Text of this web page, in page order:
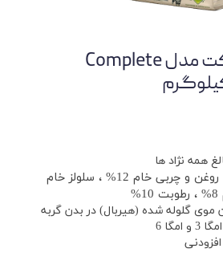
غذای خشک دی‌ کت مدل Complete
همه نژاد ها
پروتئین خام 32% ، روغن و چربی خام 12% ، سلولز خام
گلوله شده (هیربال) در بدن گربه
6